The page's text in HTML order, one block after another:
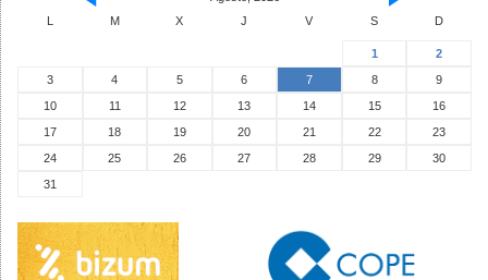
L
M X J V S D
1
2
3
4 5 6 7 8
9
10
11 12 13 14 15
16
17
18 19 20 21 22
23
24
25 26 27 28 29
30
31